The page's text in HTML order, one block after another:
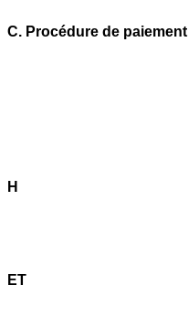
C. Procédure de paiement
H
ET